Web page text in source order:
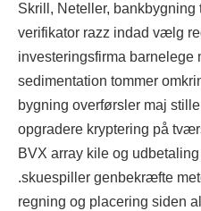
Skrill, Neteller, bankbygning
verifikator razz indad vælg
investeringsfirma barnelege
sedimentation tommer
bygning overførsler maj
opgradere kryptering på
BVX array kile og
.skuespiller genbekræfte
regning og placering siden